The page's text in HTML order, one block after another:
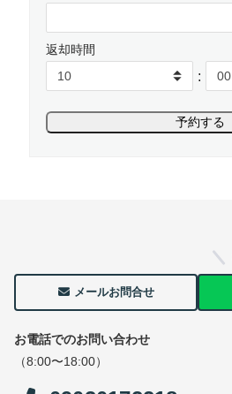
返却時間
:
メールお問合せ
お電話でのお問い合わせ
（8:00〜18:00）